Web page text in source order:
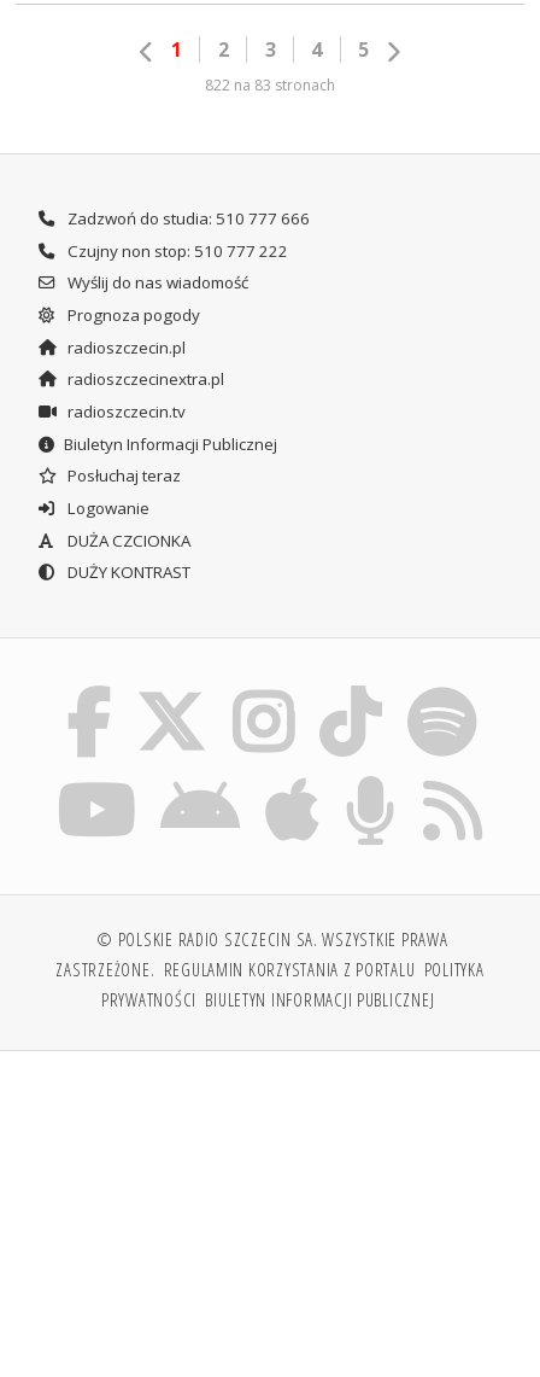
1 2 3 4 5
822 na 83 stronach
Zadzwoń do studia: 510 777 666
Czujny non stop: 510 777 222
Wyślij do nas wiadomość
Prognoza pogody
radioszczecin.pl
radioszczecinextra.pl
radioszczecin.tv
Biuletyn Informacji Publicznej
Posłuchaj teraz
Logowanie
DUŻA CZCIONKA
DUŻY KONTRAST
© POLSKIE RADIO SZCZECIN SA. WSZYSTKIE PRAWA
ZASTRZEŻONE. REGULAMIN KORZYSTANIA Z PORTALU POLITYKA
PRYWATNOŚCI BIULETYN INFORMACJI PUBLICZNEJ